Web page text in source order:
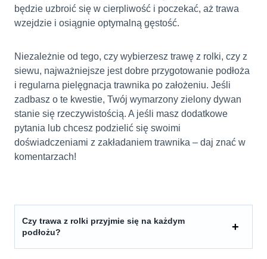
będzie uzbroić się w cierpliwość i poczekać, aż trawa
wzejdzie i osiągnie optymalną gęstość.
Niezależnie od tego, czy wybierzesz trawę z rolki, czy z
siewu, najważniejsze jest dobre przygotowanie podłoża
i regularna pielęgnacja trawnika po założeniu. Jeśli
zadbasz o te kwestie, Twój wymarzony zielony dywan
stanie się rzeczywistością. A jeśli masz dodatkowe
pytania lub chcesz podzielić się swoimi
doświadczeniami z zakładaniem trawnika – daj znać w
komentarzach!
Czy trawa z rolki przyjmie się na każdym
podłożu?